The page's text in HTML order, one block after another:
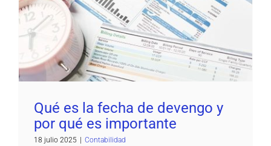
importante
Contabilidad
Qué es la fecha de devengo y
por qué es importante
18 julio 2025 Contabilidad